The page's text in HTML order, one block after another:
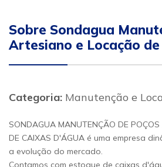
Sobre Sondagua
Artesiano e Locação
Categoria: Manutenção e
SONDAGUA MANUTENÇÃO DE
DE CAIXAS D'ÁGUA é uma empresa
a evolução do mercado.
Contamos com estoque de caixas